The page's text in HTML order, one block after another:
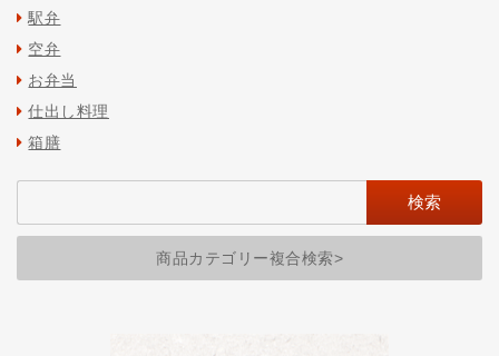
駅弁
空弁
お弁当
仕出し料理
箱膳
商品カテゴリー複合検索>